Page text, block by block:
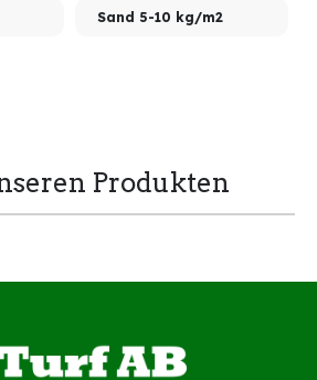
Sand 5-10 kg/m2
Produkten